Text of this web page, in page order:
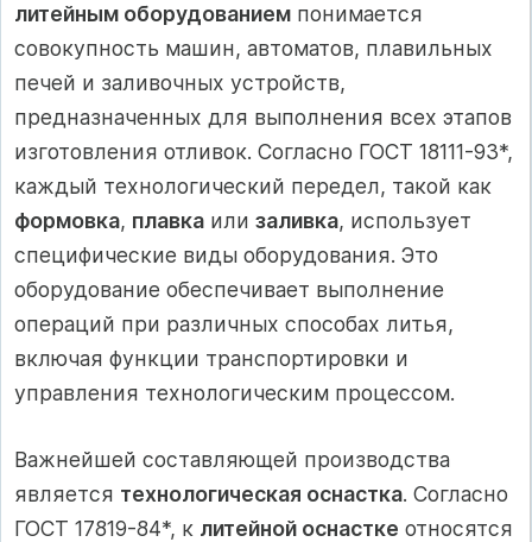
литейным оборудованием понимается
совокупность машин, автоматов, плавильных
печей и заливочных устройств,
предназначенных для выполнения всех этапов
изготовления отливок. Согласно ГОСТ 18111-93*,
каждый технологический передел, такой как
формовка, плавка или заливка, использует
специфические виды оборудования. Это
оборудование обеспечивает выполнение
операций при различных способах литья,
включая функции транспортировки и
управления технологическим процессом.
Важнейшей составляющей производства
является технологическая оснастка. Согласно
ГОСТ 17819-84*, к литейной оснастке относятся